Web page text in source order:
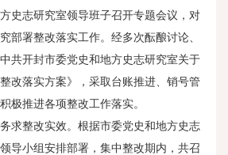
史志研究室领导班子召开专题会议，对
部署整改落实工作。经多次酝酿讨论、
共开封市委党史和地方史志研究室关于
改落实方案》，采取台账推进、销号管
极推进各项整改工作落实。
求整改实效。根据市委党史和地方史志
导小组安排部署，集中整改期内，共召